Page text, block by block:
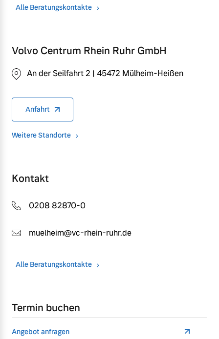
Alle Beratungskontakte
Volvo Centrum Rhein Ruhr GmbH
An der Seilfahrt 2 | 45472 Mülheim-Heißen
Anfahrt
Weitere Standorte
Kontakt
0208 82870-0
muelheim@vc-rhein-ruhr.de
Alle Beratungskontakte
Termin buchen
Angebot anfragen